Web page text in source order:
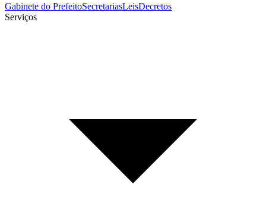
Gabinete do PrefeitoSecretariasLeisDecretos
Serviços